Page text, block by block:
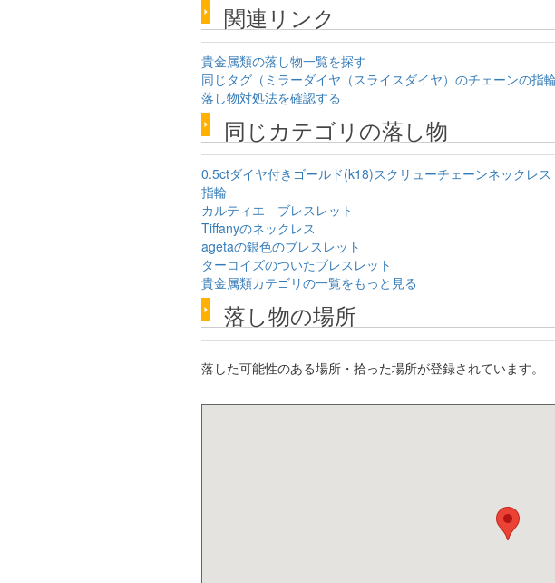
関連リンク
貴金属類の落し物一覧を探す
同じタグ（ミラーダイヤ（スライスダイヤ）のチェーンの指
落し物対処法を確認する
同じカテゴリの落し物
0.5ctダイヤ付きゴールド(k18)スクリューチェーンネックレス
指輪
カルティエ ブレスレット
Tiffanyのネックレス
agetaの銀色のブレスレット
ターコイズのついたブレスレット
貴金属類カテゴリの一覧をもっと見る
落し物の場所
落した可能性のある場所・拾った場所が登録されています。